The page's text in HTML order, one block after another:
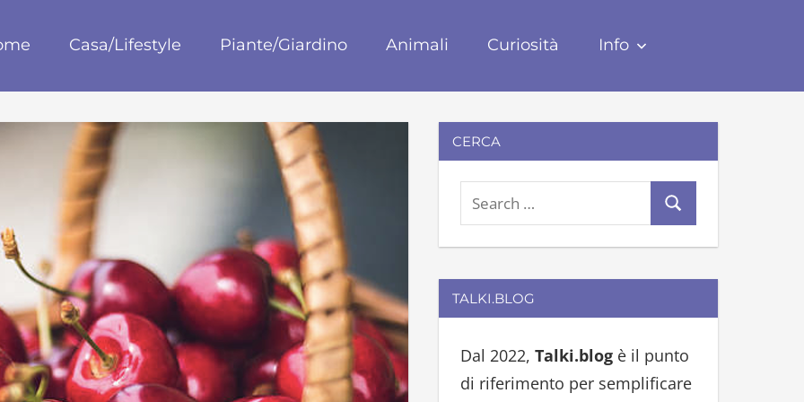
Casa/Lifestyle Piante/Giardino Animali Curiosità Info
CERCA
e
a
r
c
f
o
e
c
TALKI.BLOG
Dal 2022, Talki.blogè il punto
di riferimento per semplificare